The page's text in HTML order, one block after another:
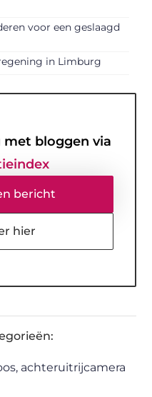
voor een geslaagd
in Limburg
met bloggen via
bericht
hier
, achteruitrijcamera